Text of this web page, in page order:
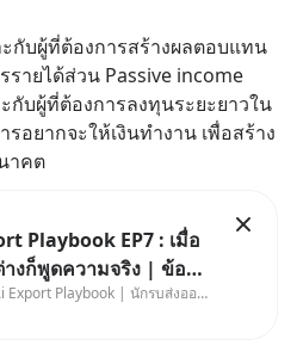
กับผู้ที่ต้องการสร้างผลตอบแทน
รายได้ส่วน Passive income
กับผู้ที่ต้องการลงทุนระยะยาวใน
ยากจะให้เงินทำงาน เพื่อสร้าง
าคต
Playbook EP7 : เมื่อ
พูดความจริง | ข้อมูล
ลือกมอง
บูสต์โดย Ai Export Playbook | นักรบส่งออกยุค AI